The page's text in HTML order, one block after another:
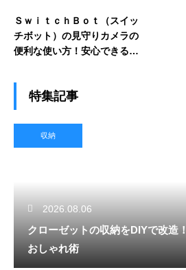
ＳｗｉｔｃｈＢｏｔ（スイッ
チボット）の見守りカメラの
便利な使い方！安心できる防
特集記事
収納
2026.08.06
クローゼットの収納をDIYで改造
おしゃれ術